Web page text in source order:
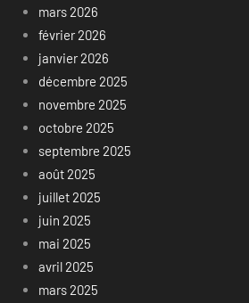
mars 2026
février 2026
janvier 2026
décembre 2025
novembre 2025
octobre 2025
septembre 2025
août 2025
juillet 2025
juin 2025
mai 2025
avril 2025
mars 2025